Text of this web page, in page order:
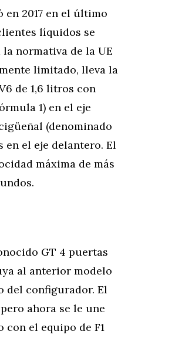
en 2017 en el último
líquidos se
normativa de la UE
limitado, lleva la
de 1,6 litros con
1) en el eje
(denominado
en el eje delantero. El
máxima de más
GT 4 puertas
al anterior modelo
del configurador. El
ahora se le une
el equipo de F1